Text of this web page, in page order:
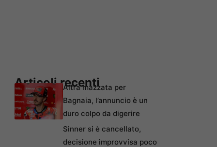
Articoli recenti
Altra mazzata per
Bagnaia, l’annuncio è un
duro colpo da digerire
Sinner si è cancellato,
decisione improvvisa poco